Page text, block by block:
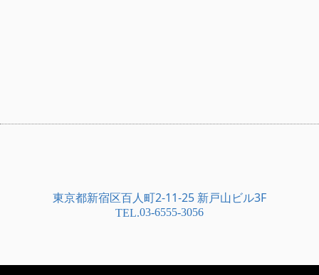
東京都新宿区百人町2-11-25 新戸山ビル3F
TEL.03-6555-3056